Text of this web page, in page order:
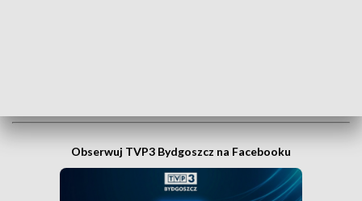
Obserwuj TVP3 Bydgoszcz na Facebooku